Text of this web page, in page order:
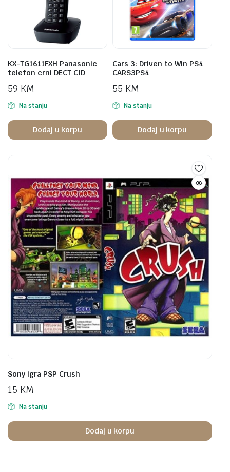
KX-TG1611FXH Panasonic
telefon crni DECT CID
59 KM
Na stanju
Dodaj u korpu
Cars 3: Driven to Win PS4
CARS3PS4
55 KM
Na stanju
Dodaj u korpu
Sony igra PSP Crush
15 KM
Na stanju
Dodaj u korpu